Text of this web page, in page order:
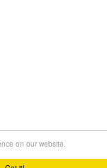
on our website.